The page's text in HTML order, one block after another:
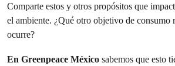
Comparte estos y otros propósitos que
el ambiente. ¿Qué otro objetivo de consumo
ocurre?
En Greenpeace México sabemos que esto